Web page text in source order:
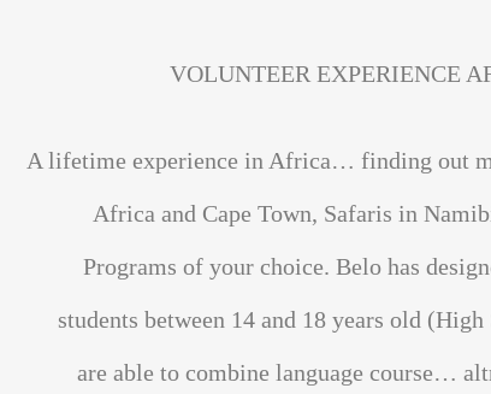
VOLUNTEER EXPERIENCE
A lifetime experience in Africa… finding out
Africa and Cape Town, Safaris in
Programs of your choice. Belo has
students between 14 and 18 years old
are able to combine language course…